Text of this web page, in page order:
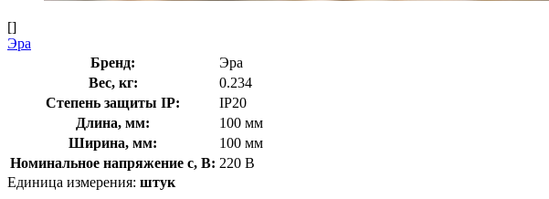
[]
Эра
Бренд:
Эра
Вес, кг:
0.234
Степень защиты IP:
IP20
Длина, мм:
100 мм
Ширина, мм:
100 мм
Номинальное напряжение с, В: 220 В
Единица измерения: штук